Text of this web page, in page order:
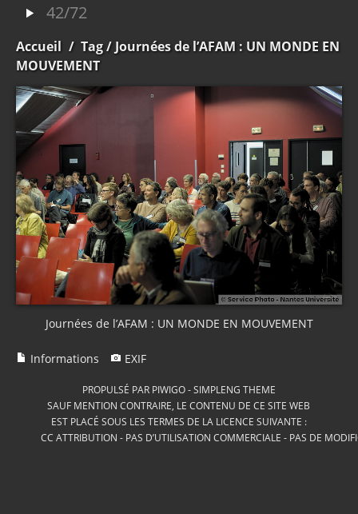
42/72
Accueil / Tag/ Journées de l’AFAM : UN MONDE EN
MOUVEMENT
Journées de l’AFAM : UN MONDE EN MOUVEMENT
Informations EXIF
PROPULSÉ PAR PIWIGO-SIMPLENG THEME
SAUF MENTION CONTRAIRE, LE CONTENU DE CE SITE WEB
EST PLACÉ SOUS LES TERMES DE LA LICENCE SUIVANTE :
CC ATTRIBUTION - PAS D’UTILISATION COMMERCIALE - PAS DE